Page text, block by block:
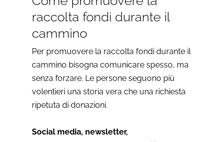
raccolta fondi durante il
cammino
Per promuovere la raccolta fondi durante il
cammino bisogna comunicare spesso, ma
senza forzare. Le persone seguono più
volentieri una storia vera che una richiesta
ripetuta di donazioni.
Social media, newsletter,